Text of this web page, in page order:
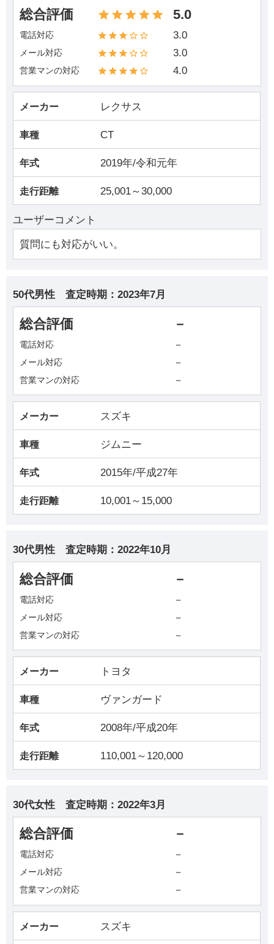
総合評価 5.0
電話対応 3.0
メール対応 3.0
営業マンの対応 4.0
メーカー レクサス
車種 CT
年式 2019年/令和元年
走行距離 25,001～30,000
ユーザーコメント
質問にも対応がいい。
50代男性 査定時期： 2023年7月
総合評価 －
電話対応 －
メール対応 －
営業マンの対応 －
メーカー スズキ
車種 ジムニー
年式 2015年/平成27年
走行距離 10,001～15,000
30代男性 査定時期： 2022年10月
総合評価 －
電話対応 －
メール対応 －
営業マンの対応 －
メーカー トヨタ
車種 ヴァンガード
年式 2008年/平成20年
走行距離 110,001～120,000
30代女性 査定時期： 2022年3月
総合評価 －
電話対応 －
メール対応 －
営業マンの対応 －
メーカー スズキ